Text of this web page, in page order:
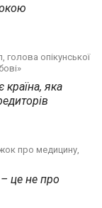
голова опікунської
яка
про медицину,
– це не про